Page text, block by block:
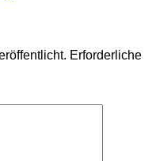
Erforderliche